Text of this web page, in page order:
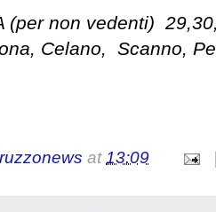
(per non vedenti)
Celano, Scanno,
at13:09